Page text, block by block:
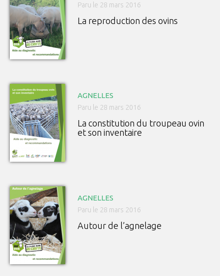
Paru le 28 mars 2016
La reproduction des ovins
AGNELLES
Paru le 28 mars 2016
La constitution du troupeau ovin
et son inventaire
AGNELLES
Paru le 28 mars 2016
Autour de l’agnelage